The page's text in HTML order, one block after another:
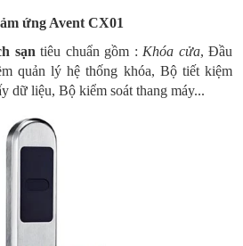
ứng Avent CX01
sạn tiêu chuẩn gồm : Khóa cửa, Đầu
quản lý hệ thống khóa, Bộ tiết kiệm
dữ liệu, Bộ kiểm soát thang máy...